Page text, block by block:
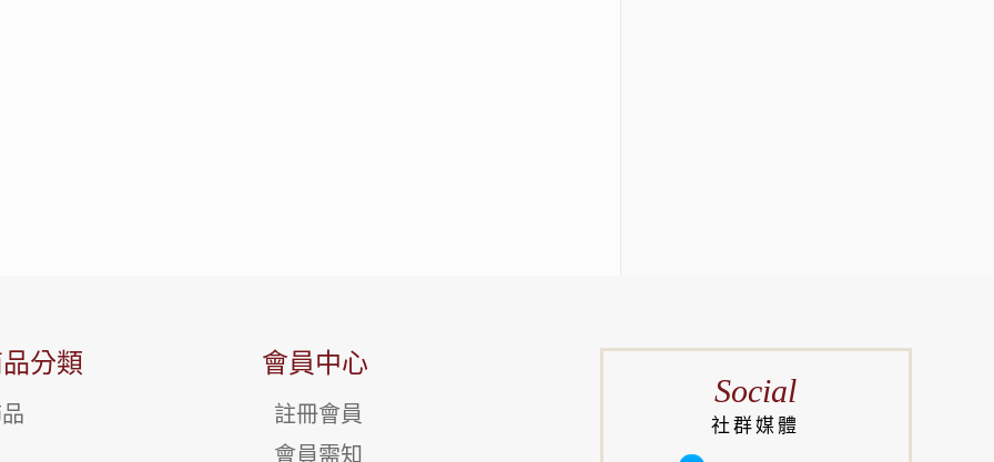
分類 會員中心
註冊會員
會員需知
Social
社群媒體